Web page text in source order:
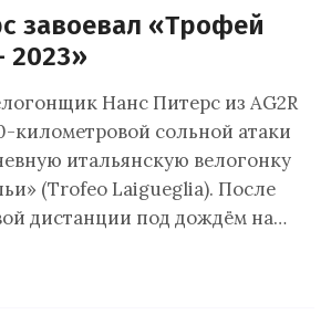
завоевал «Трофей
2023»
Нанс Питерс из AG2R
километровой сольной атаки
итальянскую велогонку
(Trofeo Laigueglia). После
дистанции под дождём на…